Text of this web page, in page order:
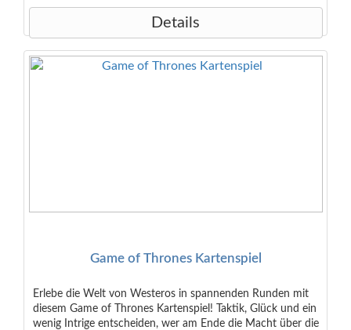
Details
Game of Thrones Kartenspiel
Erlebe die Welt von Westeros in spannenden Runden mit
diesem Game of Thrones Kartenspiel! Taktik, Glück und ein
wenig Intrige entscheiden, wer am Ende die Macht über die